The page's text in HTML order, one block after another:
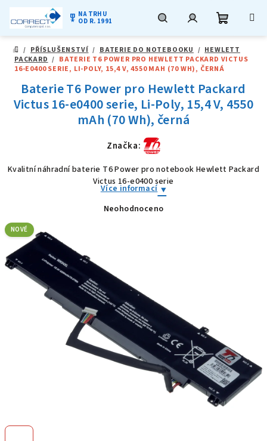
obsah
military_tech NA TRHU
OD R. 1991
košík
DOMŮ
/ PŘÍSLUŠENSTVÍ / BATERIE DO NOTEBOOKU / HEWLETT
PACKARD / BATERIE T6 POWER PRO HEWLETT PACKARD VICTUS
16-E0400 SERIE, LI-POLY, 15,4 V, 4550 MAH (70 WH), ČERNÁ
Baterie T6 Power pro Hewlett Packard
Victus 16-e0400 serie, Li-Poly, 15,4 V, 4550
mAh (70 Wh), černá
Značka:
Kvalitní náhradní baterie T6 Power pro notebook Hewlett Packard
Victus 16-e0400 serie
Více informací
Průměrné
hvězdiček.
Neohodnoceno
NOVÉ